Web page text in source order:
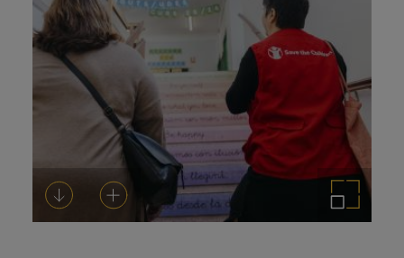
DescargarAñadir al carrito Ampliar imagen